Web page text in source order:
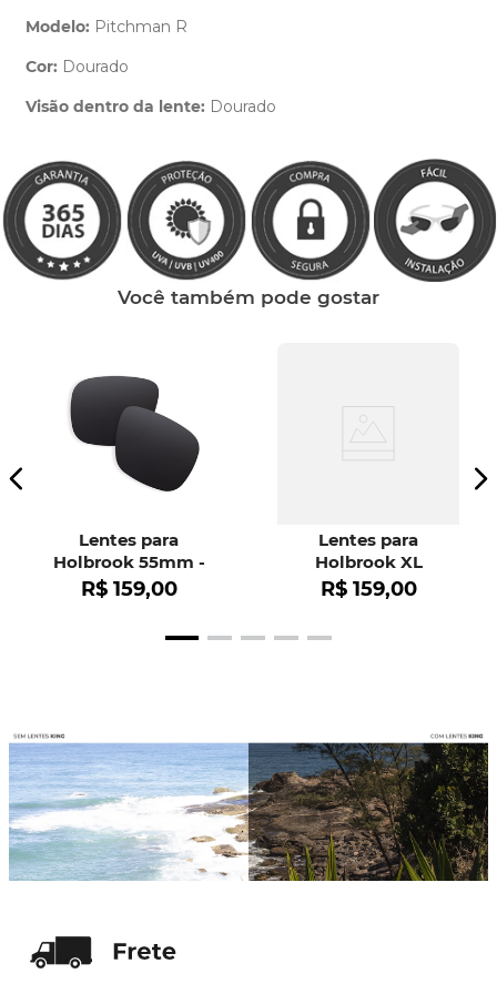
Modelo: Pitchman R
Cor: Dourado
Visão dentro da lente: Dourado
Você também pode gostar
Lentes para
Holbrook 55mm -
OO9102
R$ 159,00
Lentes para
Holbrook XL
R$ 159,00